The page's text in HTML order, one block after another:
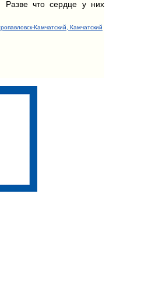
что сердце у них
Камчатский, Камчатский